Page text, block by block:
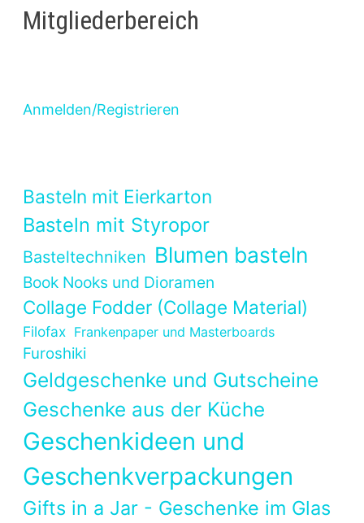
Mitgliederbereich
Anmelden/Registrieren
Basteln mit Eierkarton
Basteln mit Styropor
Basteltechniken Blumen basteln
Book Nooks und Dioramen
Collage Fodder (Collage Material)
Filofax Frankenpaper und Masterboards
Furoshiki
Geldgeschenke und Gutscheine
Geschenke aus der Küche
Geschenkideen und
Geschenkverpackungen
Gifts in a Jar - Geschenke im Glas